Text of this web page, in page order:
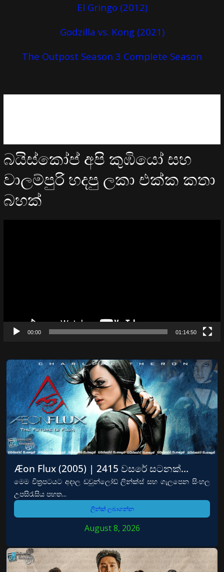
El Gringo (2012)
Godzilla vs. Kong (2021)
The Outpost Season 3 Complete Season
බයිස්කෝප් අපි කුඹියෝ සහ
වාලම්පුරි හදපු ලකා එක්ක කතා
බහක්
00:00 01:14:50
Æon Flux (2005) | 2415 වසරේ සටනක්…
මෙම චිත්‍රපටයට අදාල ඩවුන්ලෝඩ් ලින්ක්ස් සහ ගැලපෙන සිංහල
උපසිරැසිය පහත...
ලින්ක් ලබාගන්න
August 8, 2026